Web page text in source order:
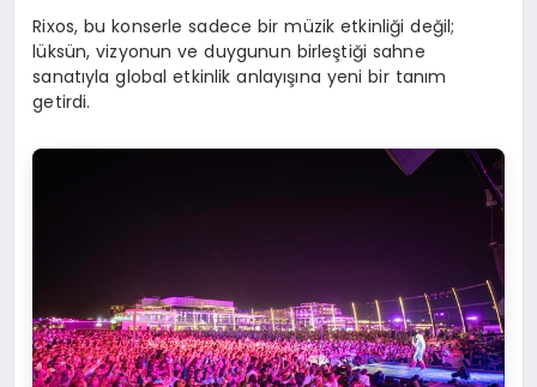
Rixos, bu konserle sadece bir müzik etkinliği değil;
lüksün, vizyonun ve duygunun birleştiği sahne
sanatıyla global etkinlik anlayışına yeni bir tanım
getirdi.